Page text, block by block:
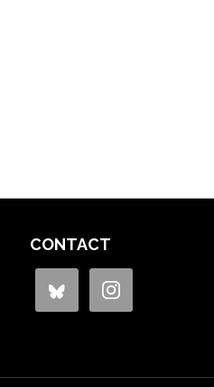
CONTACT